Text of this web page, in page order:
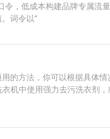
，低成本构建品牌专属
词令以“
的方法，你可以根据具体
机中使用强力去污洗衣剂